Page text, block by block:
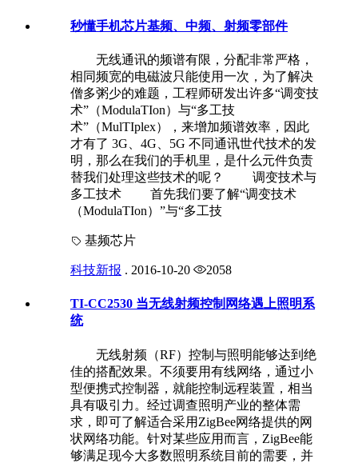
秒懂手机芯片基频、中频、射频零部件
无线通讯的频谱有限，分配非常严格，
相同频宽的电磁波只能使用一次，为了解决
僧多粥少的难题，工程师研发出许多“调变技
术”（ModulaTIon）与“多工技
术”（MulTIplex），来增加频谱效率，因此
才有了 3G、4G、5G 不同通讯世代技术的发
明，那么在我们的手机里，是什么元件负责
替我们处理这些技术的呢？ 调变技术与
多工技术 首先我们要了解“调变技术
（ModulaTIon）”与“多工技
基频芯片
科技新报 . 2016-10-20 2058
TI-CC2530 当无线射频控制网络遇上照明系
统
无线射频（RF）控制与照明能够达到绝
佳的搭配效果。不须要用有线网络，通过小
型便携式控制器，就能控制远程装置，相当
具有吸引力。经过调查照明产业的整体需
求，即可了解适合采用ZigBee网络提供的网
状网络功能。针对某些应用而言，ZigBee能
够满足现今大多数照明系统目前的需要，并